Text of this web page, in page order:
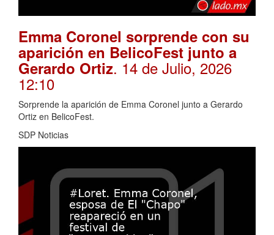
Emma Coronel sorprende con su
aparición en BelicoFest junto a
Gerardo Ortiz. 14 de Julio, 2026
12:10
Sorprende la aparición de Emma Coronel junto a Gerardo
Ortiz en BelicoFest.
SDP Noticias